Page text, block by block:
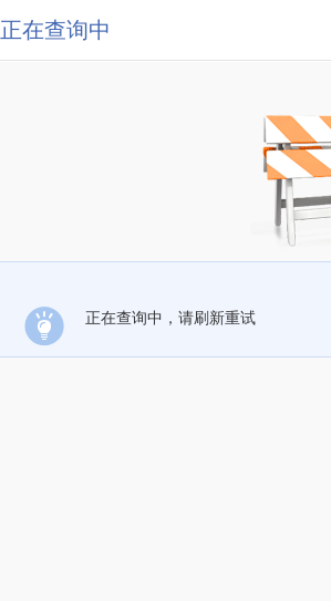
正在查询中
正在查询中，请刷新重试